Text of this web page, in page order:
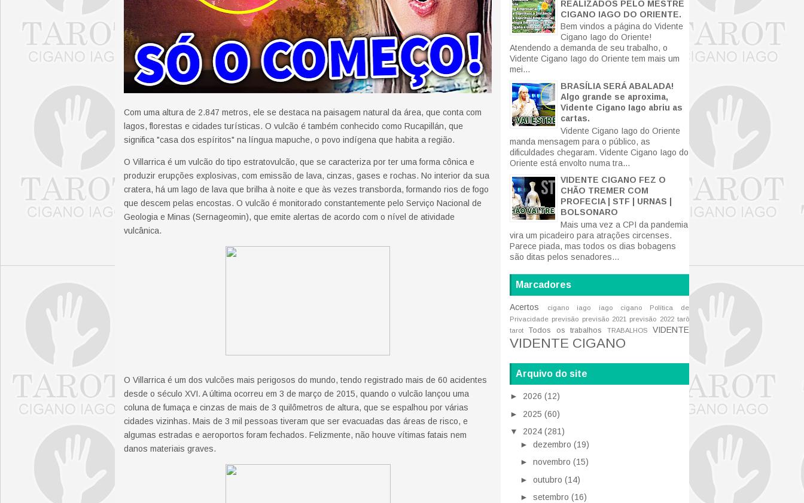
Com uma altura de 2.847 metros, ele se destaca na paisagem natural da área, que conta com
lagos, florestas e cidades turísticas. O vulcão é também conhecido como Rucapillán, que
significa "casa dos espíritos" na língua mapuche, o povo indígena que habita a região.
O Villarrica é um vulcão do tipo estratovulcão, que se caracteriza por ter uma forma cônica e
produzir erupções explosivas, com emissão de lava, cinzas, gases e rochas. No interior da sua
cratera, há um lago de lava que brilha à noite e que às vezes transborda, formando rios de fogo
que descem pelas encostas. O vulcão é monitorado constantemente pelo Serviço Nacional de
Geologia e Minas (Sernageomin), que emite alertas de acordo com o nível de atividade
vulcânica.
O Villarrica é um dos vulcões mais perigosos do mundo, tendo registrado mais de 60 acidentes
desde o século XVI. A última ocorreu em 3 de março de 2015, quando o vulcão lançou uma
coluna de fumaça e cinzas de mais de 3 quilômetros de altura, que se espalhou por várias
cidades vizinhas. Mais de 3 mil pessoas tiveram que ser evacuadas das áreas de risco, e
algumas estradas e aeroportos foram fechados. Felizmente, não houve vítimas fatais nem
danos materiais graves.
REALIZADOS PELO MESTRE
CIGANO IAGO DO ORIENTE.
Bem vindos a página do Vidente
Cigano Iago do Oriente!
Atendendo a demanda de seu trabalho, o
Vidente Cigano Iago do Oriente tem mais um
mei...
BRASÍLIA SERÁ ABALADA!
Algo grande se aproxima,
Vidente Cigano Iago abriu as
cartas.
Vidente Cigano Iago do Oriente
manda mensagem para o público, as
dificuldades chegaram. Vidente Cigano Iago do
Oriente está envolto numa tra...
VIDENTE CIGANO FEZ O
CHÃO TREMER COM
PROFECIA | STF | URNAS |
BOLSONARO
Mais uma vez a CPI da pandemia
vira um picadeiro para atrações circenses.
Parece piada, mas todos os dias bobagens
são ditas pelos senadores...
Marcadores
Acertos cigano iago iago cigano
Política de
Privacidade previsão previsão 2021 previsão 2022 tarô
tarot
Todos os trabalhos TRABALHOS VIDENTE
VIDENTE CIGANO
Arquivo do site
► 2026 (12)
► 2025 (60)
▼ 2024 (281)
► dezembro (19)
► novembro (15)
► outubro (14)
► setembro (16)